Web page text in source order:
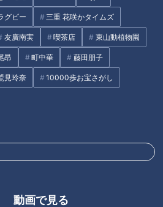
グビー 三重 花咲かタイムズ
友廣南実 喫茶店 東山動植物園
昂 町中華 藤田朋子
見玲奈 10000歩お宝さがし
動画で見る
なる道を調査！
遇】